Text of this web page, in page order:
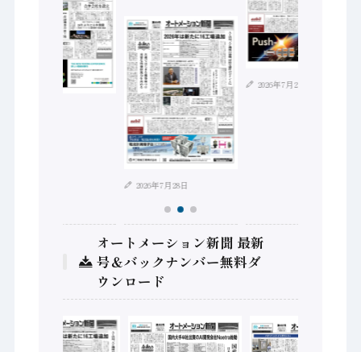
2026年7月28日
2026年7月21日
オートメーション新聞 最新
号＆バックナンバー無料ダ
ウンロード